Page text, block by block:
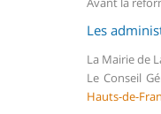
Les
La Mairie de
Le Conseil
Hauts-de-